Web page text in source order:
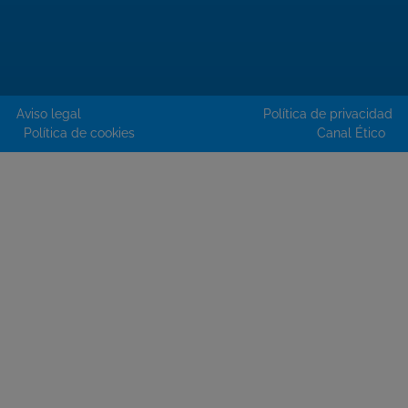
Aviso legal
Política de privacidad
Política de cookies
Canal Ético